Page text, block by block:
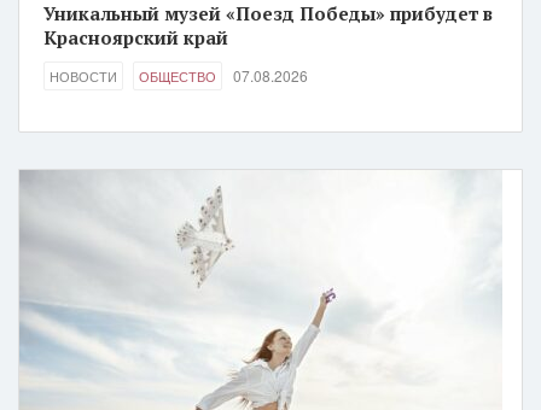
Уникальный музей «Поезд Победы» прибудет в
Красноярский край
НОВОСТИ ОБЩЕСТВО 07.08.2026